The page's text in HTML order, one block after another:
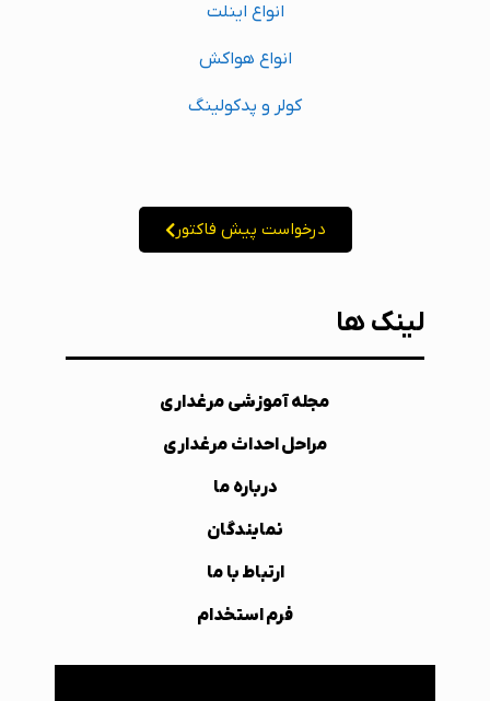
انواع اینلت
انواع هواکش
کولر و پدکولینگ
درخواست پیش فاکتور
لینک ها
مجله آموزشی مرغداری
مراحل احداث مرغداری
درباره ما
نمایندگان
ارتباط با ما
فرم استخدام